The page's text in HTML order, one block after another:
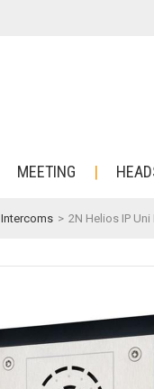
MEETING
Intercoms > 2N Helios IP